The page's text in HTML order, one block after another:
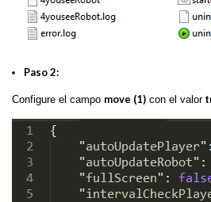
Paso 2:
Configure el campo move (1) con el valor